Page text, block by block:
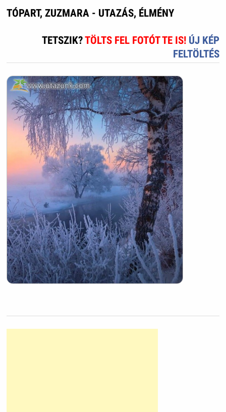
TÓPART, ZUZMARA - UTAZÁS, ÉLMÉNY
TETSZIK?TÖLTS FEL FOTÓT TE IS! ÚJ KÉP
FELTÖLTÉS